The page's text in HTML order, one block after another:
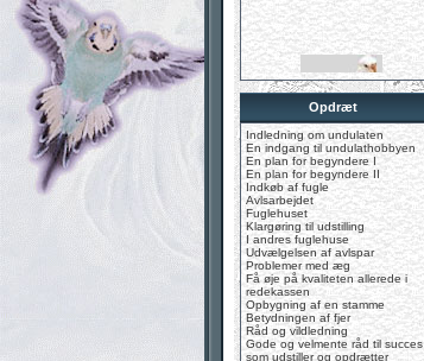
Opdræt
Indledning om undulaten
En indgang til undulathobbyen
En plan for begyndere I
En plan for begyndere II
Indkøb af fugle
Avlsarbejdet
Fuglehuset
Klargøring til udstilling
I andres fuglehuse
Udvælgelsen af avlspar
Problemer med æg
Få øje på kvaliteten allerede i
redekassen
Opbygning af en stamme
Betydningen af fjer
Råd og vildledning
Gode og velmente råd til succes
som udstiller og opdrætter